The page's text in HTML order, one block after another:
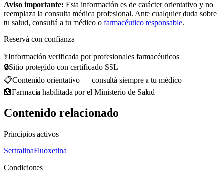
Aviso importante: Esta información es de carácter orientativo y no
reemplaza la consulta médica profesional. Ante cualquier duda sobre
tu salud, consultá a tu médico o farmacéutico responsable.
Reservá con confianza
⚕️Información verificada por profesionales farmacéuticos
🔒Sitio protegido con certificado SSL
📋Contenido orientativo — consultá siempre a tu médico
🏥Farmacia habilitada por el Ministerio de Salud
Contenido relacionado
Principios activos
SertralinaFluoxetina
Condiciones